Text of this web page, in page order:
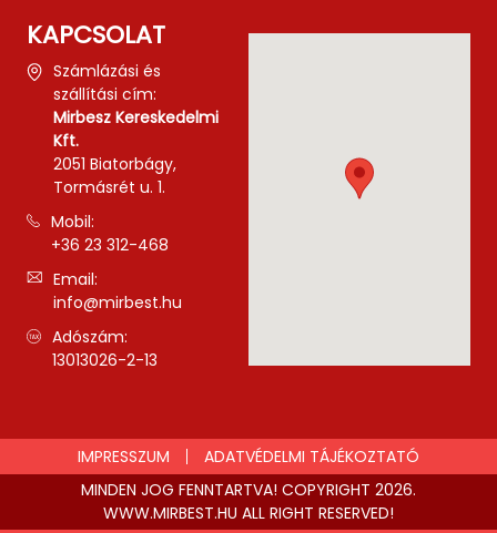
KAPCSOLAT
Számlázási és
szállítási cím:
Mirbesz Kereskedelmi
Kft.
2051 Biatorbágy,
Tormásrét u. 1.
Mobil:
+36 23 312-468
Email:
info@mirbest.hu
Adószám:
13013026-2-13
IMPRESSZUM
ADATVÉDELMI TÁJÉKOZTATÓ
MINDEN JOG FENNTARTVA! COPYRIGHT 2026.
WWW.MIRBEST.HU ALL RIGHT RESERVED!